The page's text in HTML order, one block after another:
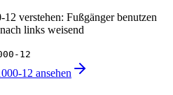
verstehen: Fußgänger benutzen
links weisend
12
12 ansehen